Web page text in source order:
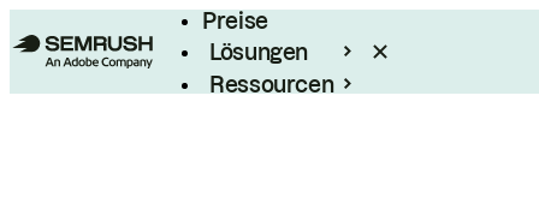
Preise
Lösungen
Ressourcen